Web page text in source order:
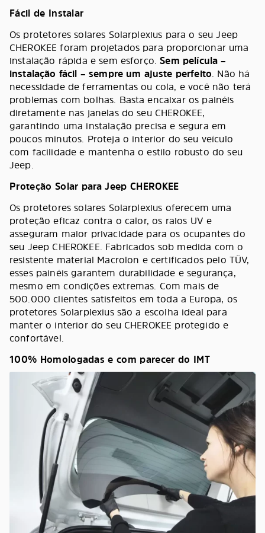
Fácil de Instalar
Os protetores solares Solarplexius para o seu Jeep
CHEROKEE foram projetados para proporcionar uma
instalação rápida e sem esforço.Sem película –
instalação fácil – sempre um ajuste perfeito. Não há
necessidade de ferramentas ou cola, e você não terá
problemas com bolhas. Basta encaixar os painéis
diretamente nas janelas do seu CHEROKEE,
garantindo uma instalação precisa e segura em
poucos minutos. Proteja o interior do seu veículo
com facilidade e mantenha o estilo robusto do seu
Jeep.
Proteção Solar para Jeep CHEROKEE
Os protetores solares Solarplexius oferecem uma
proteção eficaz contra o calor, os raios UV e
asseguram maior privacidade para os ocupantes do
seu Jeep CHEROKEE. Fabricados sob medida com o
resistente material Macrolon e certificados pelo TÜV,
esses painéis garantem durabilidade e segurança,
mesmo em condições extremas. Com mais de
500.000 clientes satisfeitos em toda a Europa, os
protetores Solarplexius são a escolha ideal para
manter o interior do seu CHEROKEE protegido e
confortável.
100% Homologadas e com parecer do IMT